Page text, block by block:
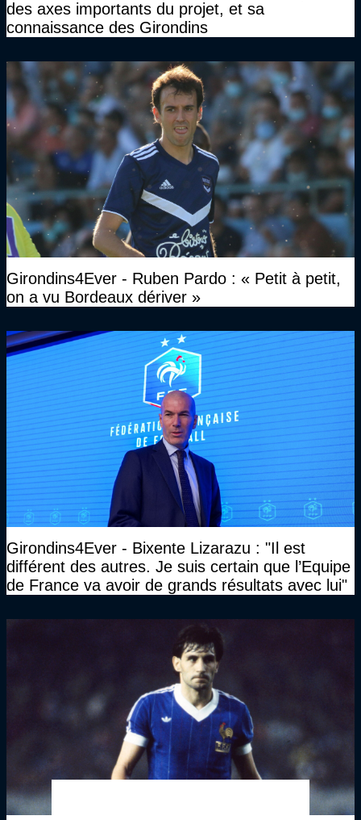
des axes importants du projet, et sa
connaissance des Girondins
Girondins4Ever - Ruben Pardo : « Petit à petit,
on a vu Bordeaux dériver »
Girondins4Ever - Bixente Lizarazu : "Il est
différent des autres. Je suis certain que l’Equipe
de France va avoir de grands résultats avec lui"